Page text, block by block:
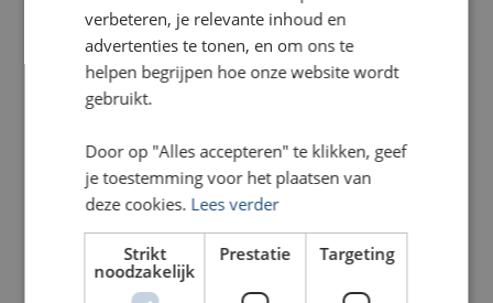
A1 (59,4 x 84 cm)
A3 (29,7 x 42 cm)
A4 (21 x 29,7 cm)
B2 (50 x 70 cm)
verbeteren, je relevante inhoud en
advertenties te tonen, en om ons te
helpen begrijpen hoe onze website wordt
gebruikt.
Door op "Alles accepteren" te klikken, geef
je toestemming voor het plaatsen van
deze cookies. Lees verder
Strikt
noodzakelijk
Prestatie Targeting